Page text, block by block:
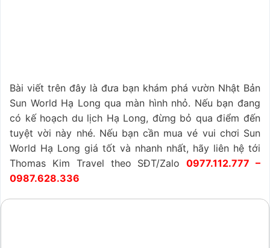
Bài viết trên đây là đưa bạn khám phá vườn Nhật Bản
Sun World Hạ Long qua màn hình nhỏ. Nếu bạn đang
có kế hoạch du lịch Hạ Long, đừng bỏ qua điểm đến
tuyệt vời này nhé. Nếu bạn cần mua vé vui chơi Sun
World Hạ Long giá tốt và nhanh nhất, hãy liên hệ tới
Thomas Kim Travel theo SĐT/Zalo0977.112.777 –
0987.628.336